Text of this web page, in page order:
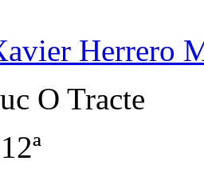
Herrero
O Tracte